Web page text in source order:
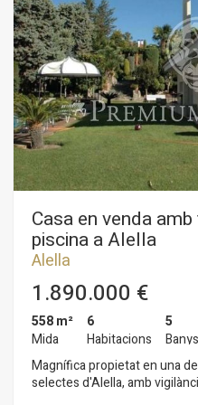
públic, serveis públics i
Casa en venda
piscina a Alella
Alella
1.890.000 €
558 m²
Mida
6
Habitacions
5
Banys
Magnífica propietat en una
selectes d'Alella, amb